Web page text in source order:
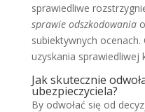
sprawiedliwe
sprawie odszkodowania
subiektywnych
uzyskania sprawiedliwej
Jak skutecznie
ubezpieczyciela?
By odwołać się od